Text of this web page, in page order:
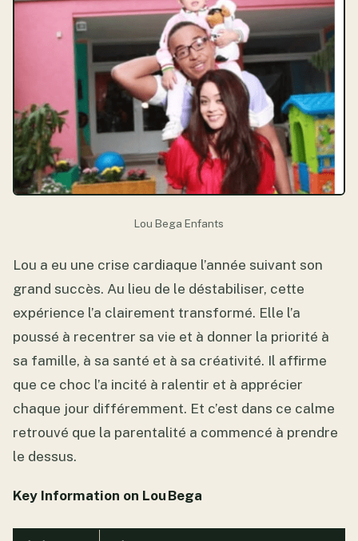
Lou Bega Enfants
Lou a eu une crise cardiaque l’année suivant son
grand succès. Au lieu de le déstabiliser, cette
expérience l’a clairement transformé. Elle l’a
poussé à recentrer sa vie et à donner la priorité à
sa famille, à sa santé et à sa créativité. Il affirme
que ce choc l’a incité à ralentir et à apprécier
chaque jour différemment. Et c’est dans ce calme
retrouvé que la parentalité a commencé à prendre
le dessus.
Key Information on Lou Bega